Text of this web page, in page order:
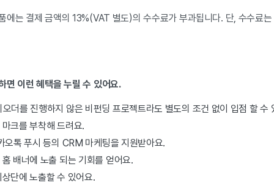
에는 결제 금액의 13%(VAT 별도)의 수수료가 부과됩니다. 단, 수수료
면 이런 혜택을 누릴 수 있어요.
더를 진행하지 않은 비펀딩 프로젝트라도 별도의 조건 없이 입점 할 수
크를 부착해 드려요.
오톡 푸시 등의 CRM 마케팅을 지원받아요.
배너에 노출 되는 기회를 얻어요.
단에 노출할 수 있어요.